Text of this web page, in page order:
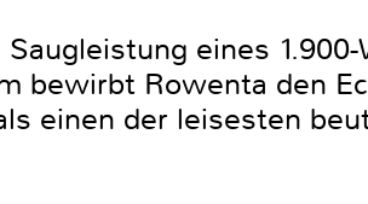
eines
bewirbt Rowenta den
einen der leisesten